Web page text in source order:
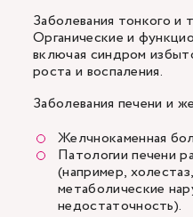
Заболевания тонкого и
Органические и
включая синдром
роста и воспаления.
Заболевания печени и
Желчнокаменная
Патологии печени
(например,
метаболические
недостаточность).